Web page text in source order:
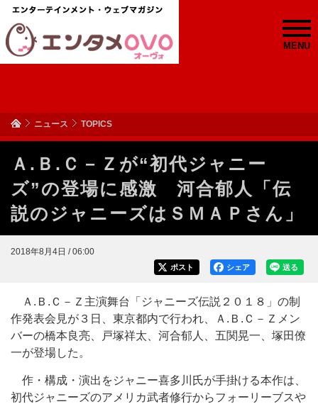
MENU
ニュース TOPICS
Ａ.Ｂ.Ｃ－Ｚが“初代ジャニー
ズ”の登場に感激 河合郁人「伝
説のジャニーズはＳＭＡＰさん」
2018年8月4日 / 06:00
送る
シェア
ポスト
Ａ.Ｂ.Ｃ－Ｚ主演舞台「ジャニーズ伝説２０１８」の制
作発表会見が３日、東京都内で行われ、Ａ.Ｂ.Ｃ－Ｚメン
バーの橋本良亮、戸塚祥太、河合郁人、五関晃一、塚田僚
一が登場した。
作・構成・演出をジャニー喜多川氏が手掛ける本作は、
初代ジャニーズのアメリカ武者修行からフォーリーブスや